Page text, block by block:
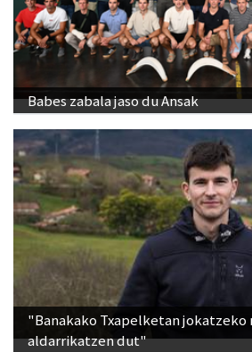
Babes zabala jaso du Ansak
"Banakako Txapelketan jokatzeko
aldarrikatzen dut"